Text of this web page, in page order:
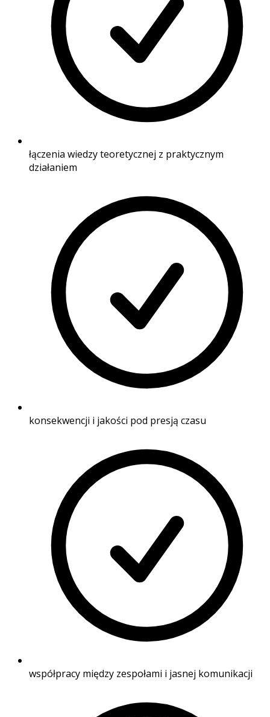
łączenia wiedzy teoretycznej z praktycznym
działaniem
konsekwencji i jakości pod presją czasu
współpracy między zespołami i jasnej komunikacji